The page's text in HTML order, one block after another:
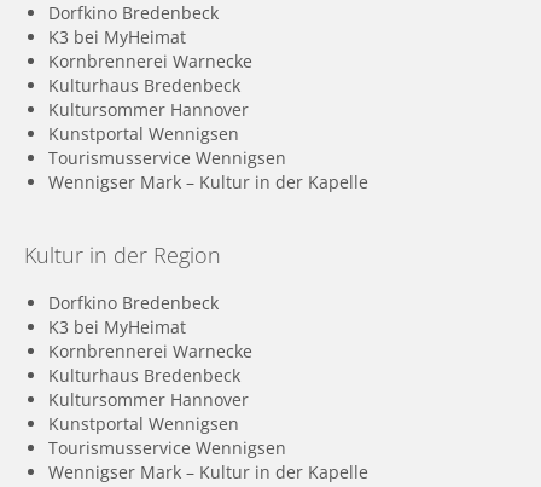
Dorfkino Bredenbeck
K3 bei MyHeimat
Kornbrennerei Warnecke
Kulturhaus Bredenbeck
Kultursommer Hannover
Kunstportal Wennigsen
Tourismusservice Wennigsen
Wennigser Mark – Kultur in der Kapelle
Kultur in der Region
Dorfkino Bredenbeck
K3 bei MyHeimat
Kornbrennerei Warnecke
Kulturhaus Bredenbeck
Kultursommer Hannover
Kunstportal Wennigsen
Tourismusservice Wennigsen
Wennigser Mark – Kultur in der Kapelle